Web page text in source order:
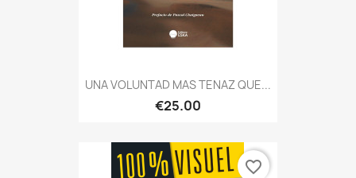
UNA VOLUNTAD MAS TENAZ QUE...
€25.00
favorite_border